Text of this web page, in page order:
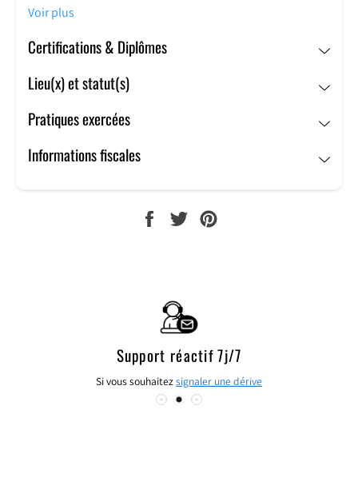
physique et l'émotionnel.
Ils nous permettent d'agir dans tous les domaines,
trouver celles qui lui manquent.
Cette boîte à outils comprend de l'énergétique, du
magnétisme, de la sonothérapie, de la radiesthésie, de la
Voir plus
Certifications & Diplômes
Lieu(x) et statut(s)
Pratiques exercées
Informations fiscales
PARTAGER
TWEETERÉPINGLER
Support réactif 7j/7
Si vous souhaitezsignaler une dérive